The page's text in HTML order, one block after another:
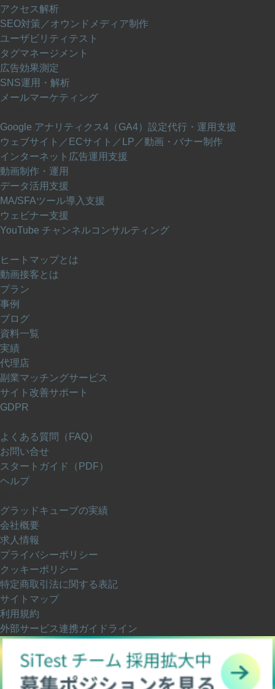
アクセス解析
SEO対策／オウンドメディア制作
ユーザビリティテスト
タグマネージメント
広告効果測定
SNS運用・解析
メールマーケティング
Google アナリティクス4（GA4）設定代行・運用支援
ウェブサイト／ECサイト／LP／動画・バナー制作
インターネット広告運用支援
動画制作・運用
データ活用支援
MA/SFAツール導入支援
ウェビナー支援
YouTube チャンネルコンサルティング
ヒートマップとは
動画接客とは
プラン
事例
ブログ
資料一覧
実績
代理店
副業マッチングサービス
サイト改善サポート
GDPR
よくある質問（FAQ）
お問い合せ
スタートガイド（PDF）
ヘルプ
グラッドキューブの実績
会社概要
求人情報
プライバシーポリシー
クッキーポリシー
特定商取引法に関する表記
サイトマップ
利用規約
外部サービス連携ガイドライン